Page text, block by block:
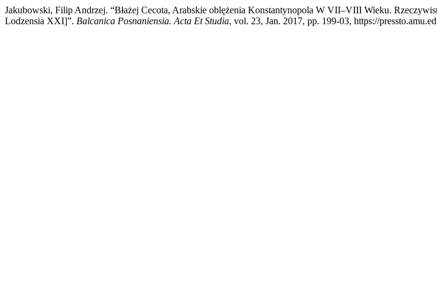
Jakubowski, Filip Andrzej. “Błażej Cecota, Arabskie oblężenia Konstantynopola W VII–VIII Wieku.
Lodzensia XXI]”. Balcanica Posnaniensia. Acta Et Studia, vol. 23, Jan. 2017, pp. 199-03, https://